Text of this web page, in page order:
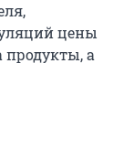
цены
продукты, а